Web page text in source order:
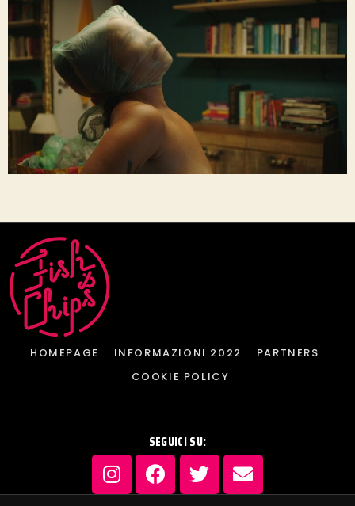
HOMEPAGE INFORMAZIONI 2022
PARTNERS
COOKIE POLICY
SEGUICI SU: